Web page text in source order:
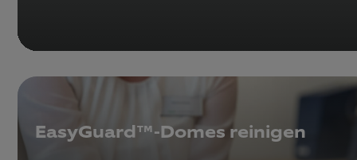
EasyGuard™-Domes reinigen